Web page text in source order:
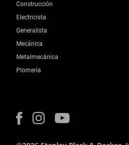
Construcción
Electricista
Generalista
Mecánica
Metalmecánica
Plomería